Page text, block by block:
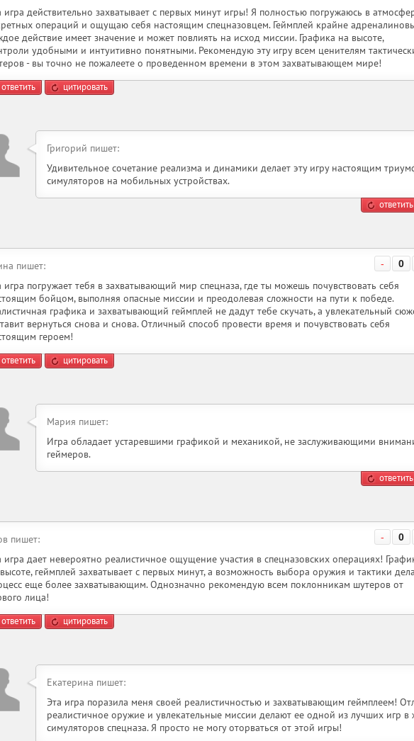
игра действительно захватывает с первых минут игры! Я полностью погружаюсь в
операций и ощущаю себя настоящим спецназовцем. Геймплей крайне
действие имеет значение и может повлиять на исход миссии. Графика на высоте,
удобными и интуитивно понятными. Рекомендую эту игру всем ценителям
- вы точно не пожалеете о проведенном времени в этом захватывающем мире!
ответить цитировать
Григорий пишет:
Удивительное сочетание реализма и динамики делает эту игру настоящим
симуляторов на мобильных устройствах.
ответить
- 0
пишет:
игра погружает тебя в захватывающий мир спецназа, где ты можешь почувствовать себя
бойцом, выполняя опасные миссии и преодолевая сложности на пути к победе.
графика и захватывающий геймплей не дадут тебе скучать, а увлекательный
вернуться снова и снова. Отличный способ провести время и почувствовать себя
героем!
ответить цитировать
Мария пишет:
Игра обладает устаревшими графикой и механикой, не заслуживающими
геймеров.
ответить
- 0
пишет:
игра дает невероятно реалистичное ощущение участия в спецназовских операциях!
геймплей захватывает с первых минут, а возможность выбора оружия и тактики
еще более захватывающим. Однозначно рекомендую всем поклонникам шутеров от
лица!
ответить цитировать
Екатерина пишет:
Эта игра поразила меня своей реалистичностью и захватывающим геймплеем!
реалистичное оружие и увлекательные миссии делают ее одной из лучших игр в
симуляторов спецназа. Я просто не могу оторваться от этой игры!